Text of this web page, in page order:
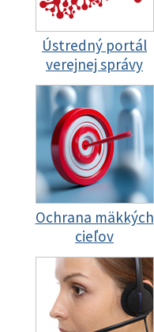
Ústredný portál
verejnej správy
Ochrana mäkkých
cieľov